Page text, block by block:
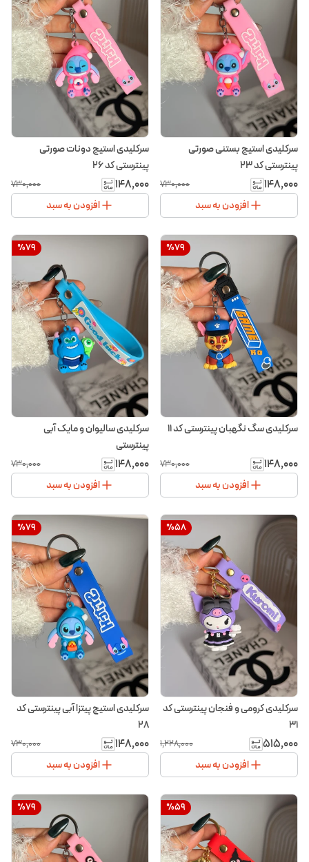
سرکلیدی استیج بستنی صورتی
پینترستی کد ۲۳
۱۴۸٬۰۰۰ ۷۳۰٬۰۰۰
افزودن به سبد
سرکلیدی استیج دونات صورتی
پینترستی کد ۲۶
۱۴۸٬۰۰۰ ۷۳۰٬۰۰۰
افزودن به سبد
%79
سرکلیدی سگ نگهبان پینترستی کد ۱۱
۱۴۸٬۰۰۰ ۷۳۰٬۰۰۰
افزودن به سبد
%79
سرکلیدی سالیوان و مایک آبی
پینترستی
۱۴۸٬۰۰۰ ۷۳۰٬۰۰۰
افزودن به سبد
%58
سرکلیدی کرومی و فنجان پینترستی کد
۳۱
۵۱۵٬۰۰۰ ۱٬۲۲۸٬۰۰۰
افزودن به سبد
%79
سرکلیدی استیج پیتزا آبی پینترستی کد
۲۸
۱۴۸٬۰۰۰ ۷۳۰٬۰۰۰
افزودن به سبد
%59
%79